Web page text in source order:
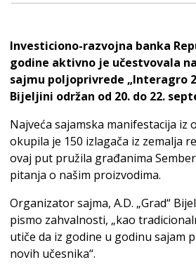
Investiciono-razvojna banka
godine aktivno je učestvovala
sajmu poljoprivrede „Interagro
Bijeljini održan od 20. do 22.
Najveća sajamska manifestacija iz
okupila je 150 izlagača iz zemalja
ovaj put pružila građanima
pitanja o našim proizvodima.
Organizator sajma, A.D. „Grad“
pismo zahvalnosti, „kao
utiče da iz godine u godinu sajam
novih učesnika“.